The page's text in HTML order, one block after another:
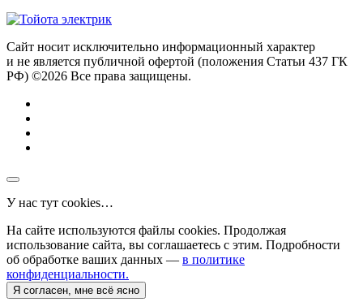
Сайт носит исключительно информационный характер
и не является публичной офертой (положения Статьи 437 ГК
РФ) ©2026 Все права защищены.
У нас тут cookies…
На сайте используются файлы cookies. Продолжая
использование сайта, вы соглашаетесь с этим. Подробности
об обработке ваших данных — в политике
конфиденциальности.
Я согласен, мне всё ясно